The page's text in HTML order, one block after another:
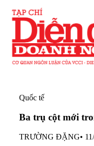
Quốc tế
Ba trụ cột mới
TRƯỜNG ĐẶNG•